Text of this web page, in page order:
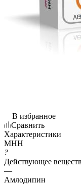
В избранное
Сравнить
Характеристики
МНН
?
Действующее
—
Амлодипин